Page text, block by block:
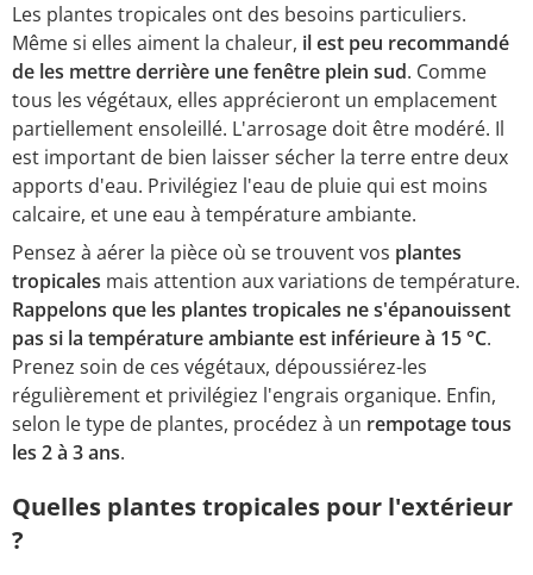
Les plantes tropicales ont des besoins particuliers.
Même si elles aiment la chaleur, il est peu recommandé
de les mettre derrière une fenêtre plein sud. Comme
tous les végétaux, elles apprécieront un emplacement
partiellement ensoleillé. L'arrosage doit être modéré. Il
est important de bien laisser sécher la terre entre deux
apports d'eau. Privilégiez l'eau de pluie qui est moins
calcaire, et une eau à température ambiante.
Pensez à aérer la pièce où se trouvent vos plantes
tropicales mais attention aux variations de température.
Rappelons que les plantes tropicales ne s'épanouissent
pas si la température ambiante est inférieure à 15°C.
Prenez soin de ces végétaux, dépoussiérez-les
régulièrement et privilégiez l'engrais organique. Enfin,
selon le type de plantes, procédez à un rempotage tous
les 2 à 3 ans.
Quelles plantes tropicales pour l'extérieur
?